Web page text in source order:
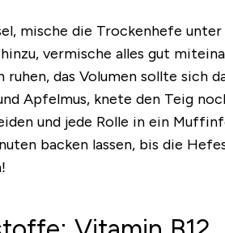
mische die Trockenhefe unter
vermische alles gut
das Volumen sollte sich
Apfelmus, knete den Teig
und jede Rolle in ein
backen lassen, bis die